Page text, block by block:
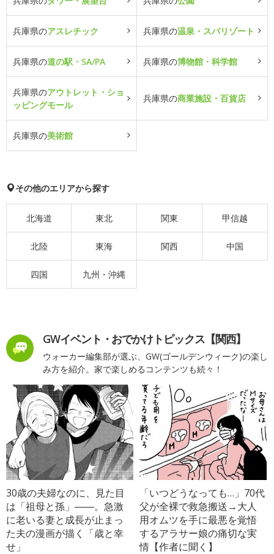
兵庫県のアスレチック 兵庫県の温泉・スパリゾート
兵庫県の道の駅・SA/PA 兵庫県の博物館・科学館
兵庫県のアウトレット・ショ
ッピングモール
兵庫県の商業施設・百貨店
兵庫県の美術館
その他のエリアから探す
北海道 東北 関東 甲信越
北陸 東海 関西 中国
四国 九州・沖縄
GWイベント・おでかけトピックス【関西】
ウォーカー編集部が選ぶ、GW(ゴールデンウィーク)の楽し
み方を紹介。家で楽しめるコンテンツも続々！
30歳の夫婦なのに、見た目
は「祖母と孫」――。急激
に老いる妻と成長が止まっ
た夫の漫画が描く「歳と幸
せ」
「いつどうなっても…」70代
父が全裸で救急搬送→大人
用オムツを手に最悪を覚悟
するアラサー娘の痛切な実
情【作者に聞く】